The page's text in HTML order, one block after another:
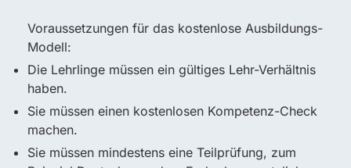
Voraussetzungen für das kostenlose Ausbildungs-
Modell:
Die Lehrlinge müssen ein gültiges Lehr-Verhältnis
haben.
Sie müssen einen kostenlosen Kompetenz-Check
machen.
Sie müssen mindestens eine Teilprüfung, zum